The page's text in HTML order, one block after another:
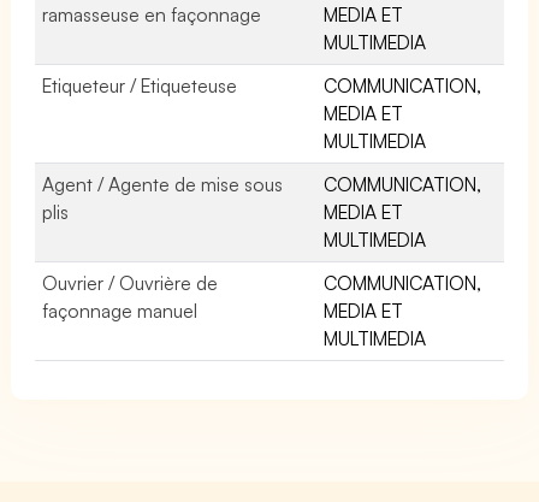
ramasseuse en façonnage
MEDIA ET
MULTIMEDIA
Etiqueteur / Etiqueteuse
COMMUNICATION,
MEDIA ET
MULTIMEDIA
Agent / Agente de mise sous
plis
COMMUNICATION,
MEDIA ET
MULTIMEDIA
Ouvrier / Ouvrière de
façonnage manuel
COMMUNICATION,
MEDIA ET
MULTIMEDIA